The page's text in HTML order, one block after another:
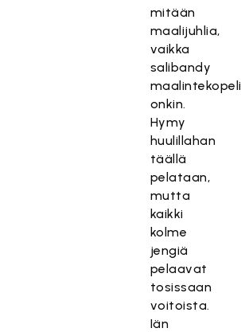
mitään
maalijuhlia,
vaikka
salibandy
maalintekopeli
onkin.
Hymy
huulillahan
täällä
pelataan,
mutta
kaikki
kolme
jengiä
pelaavat
tosissaan
voitoista.
Iän